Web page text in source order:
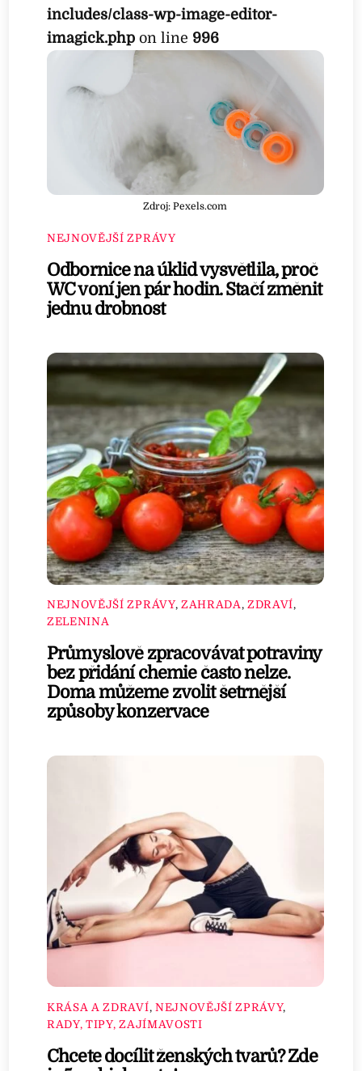
includes/class-wp-image-editor-
imagick.php on line 996
Zdroj: Pexels.com
NEJNOVĚJŠÍ ZPRÁVY
Odbornice na úklid vysvětlila, proč
WC voní jen pár hodin. Stačí změnit
jednu drobnost
NEJNOVĚJŠÍ ZPRÁVY, ZAHRADA, ZDRAVÍ,
ZELENINA
Průmyslově zpracovávat potraviny
bez přidání chemie často nelze.
Doma můžeme zvolit šetrnější
způsoby konzervace
KRÁSA A ZDRAVÍ, NEJNOVĚJŠÍ ZPRÁVY,
RADY, TIPY, ZAJÍMAVOSTI
Chcete docílit ženských tvarů? Zde